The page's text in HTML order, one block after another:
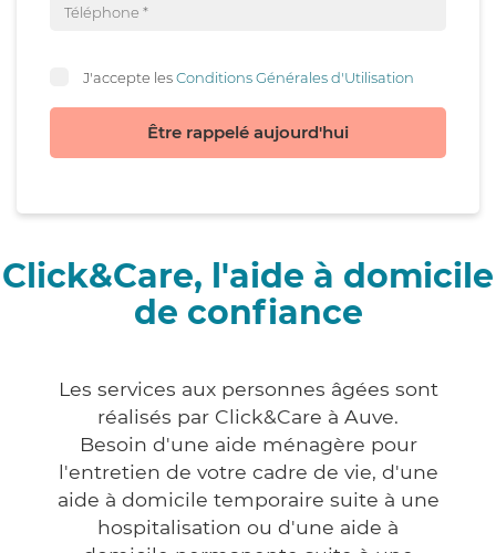
J'accepte lesConditions Générales d'Utilisation
Être rappelé aujourd'hui
Click&Care, l'aide à domicile
de confiance
Les services aux personnes âgées sont
réalisés par Click&Care à Auve.
Besoin d'une aide ménagère pour
l'entretien de votre cadre de vie, d'une
aide à domicile temporaire suite à une
hospitalisation ou d'une aide à